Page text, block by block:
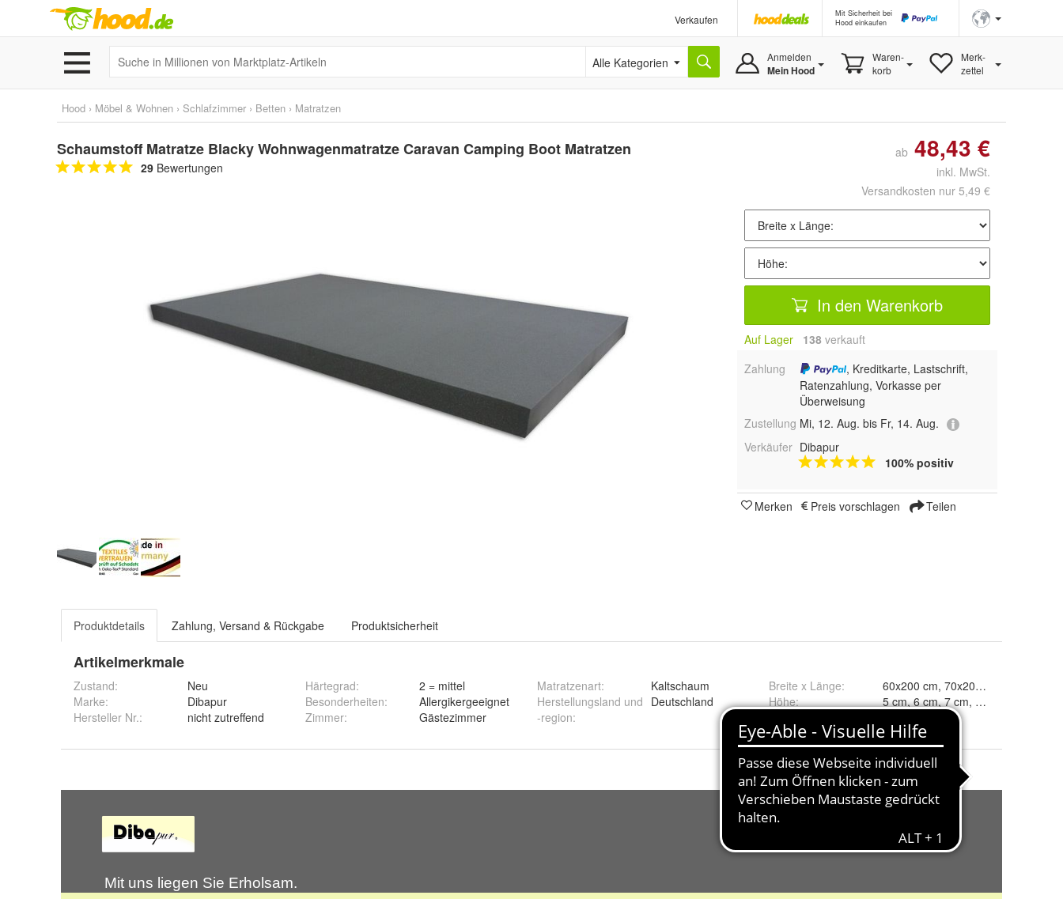
Verkaufen
Mit Sicherheit bei
Hood einkaufen
Alle Kategorien Anmelden
Mein Hood
Waren-
korb
Merk-
zettel
Hood › Möbel & Wohnen › Schlafzimmer › Betten › Matratzen
Schaumstoff Matratze Blacky Wohnwagenmatratze Caravan Camping Boot Matratzen
29 Bewertungen
ab 48,43 €
inkl. MwSt.
Versandkosten nur 5,49 €
In den Warenkorb
Auf Lager 138 verkauft
Zahlung
, Kreditkarte, Lastschrift,
Ratenzahlung, Vorkasse per
Überweisung
Zustellung Mi, 12. Aug. bis Fr, 14. Aug.
Verkäufer Dibapur
100% positiv
Merken Preis vorschlagen Teilen
Produktdetails Zahlung, Versand & Rückgabe Produktsicherheit
Artikelmerkmale
Zustand:
Neu
Marke:
Dibapur
Hersteller Nr.:
nicht zutreffend
Härtegrad:
2 = mittel
Besonderheiten:
Allergikergeeignet
Zimmer: Gästezimmer
Matratzenart:
Kaltschaum
Herstellungsland und
-region:
Deutschland
Breite x Länge:
60x200 cm, 70x200 cm, 80x200
Höhe: